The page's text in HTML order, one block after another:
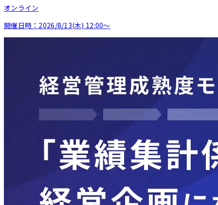
オンライン
開催日時： 2026/8/13(木) 12:00〜